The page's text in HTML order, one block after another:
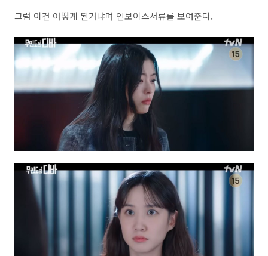
그럼 이건 어떻게 된거냐며 인보이스서류를 보여준다.